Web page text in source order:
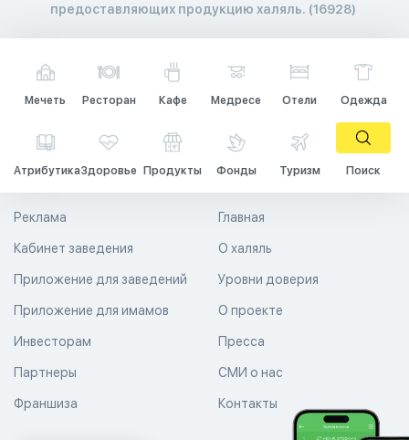
предоставляющих продукцию халяль. (16928)
Мечеть Ресторан Кафе Медресе Отели Одежда
АтрибутикаЗдоровье Продукты Фонды Туризм Поиск
Главная
О халяль
Уровни доверия
Реклама
Кабинет заведения
Приложение для заведений
Приложение для имамов О проекте
Пресса
СМИ о нас
Контакты
Инвесторам
Партнеры
Франшиза